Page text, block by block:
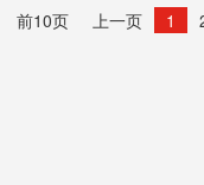
前10页 上一页 1